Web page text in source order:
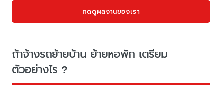
กดดูผลงานของเรา
ถ้าจ้างรถย้ายบ้าน ย้ายหอพัก เตรียม
ตัวอย่างไร ?